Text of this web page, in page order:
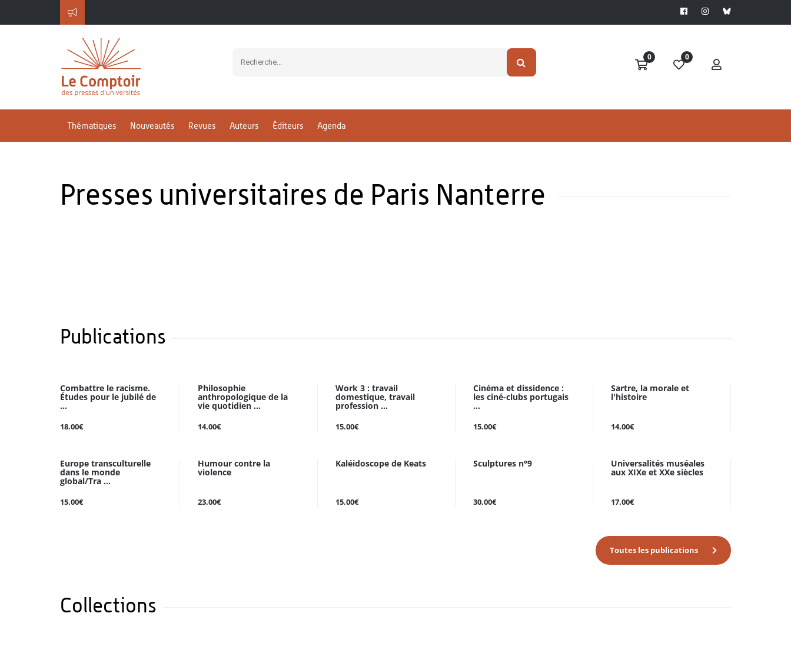
0 0
Thématiques Nouveautés Revues Auteurs Éditeurs Agenda
Presses universitaires de Paris Nanterre
Publications
Combattre le racisme.
Études pour le jubilé de
...
18.00€
Philosophie
anthropologique de la
vie quotidien ...
14.00€
Work 3 : travail
domestique, travail
profession ...
15.00€
Cinéma et dissidence :
les ciné-clubs portugais
...
15.00€
Sartre, la morale et
l'histoire
14.00€
Europe transculturelle
dans le monde
global/Tra ...
15.00€
Humour contre la
violence
23.00€
Kaléidoscope de Keats
15.00€
Sculptures n°9
30.00€
Universalités muséales
aux XIXe et XXe siècles
17.00€
Toutes les publications
Collections